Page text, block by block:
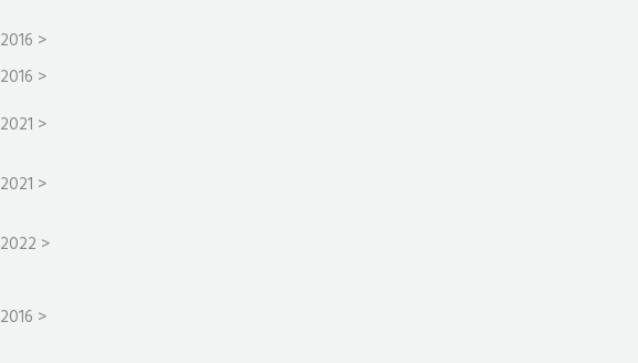
2016 >
2016 >
2021 >
2021 >
2022 >
2016 >